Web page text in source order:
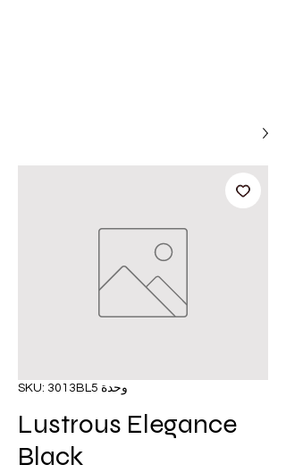
وحدة SKU: 3013BL5
Lustrous Elegance
Black